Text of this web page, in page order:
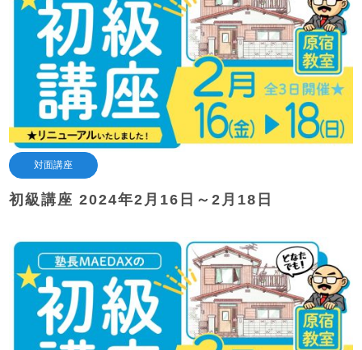
対面講座
初級講座 2024年2月16日～2月18日